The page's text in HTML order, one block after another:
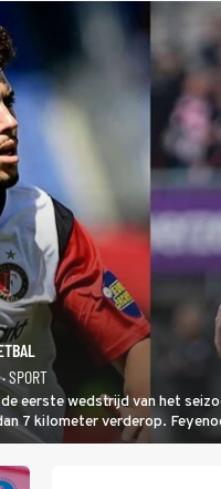
· SPORT
eerste wedstrijd van het
7 kilometer verderop.
uit België.